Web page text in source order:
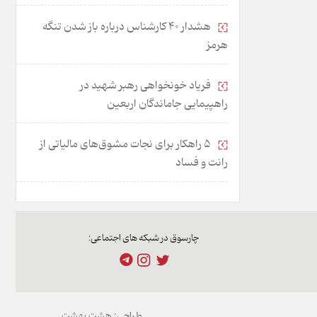
هشدار 40 کارشناس درباره باز شدن تنگه
هرمز
فریاد خونخواهی رهبر شهید در
راهپیمایی جاماندگان اربعین
۵ راهکار برای نجات مشوق‌های مالیاتی از
رانت و فساد
چارسوق در شبکه های اجتماعی: